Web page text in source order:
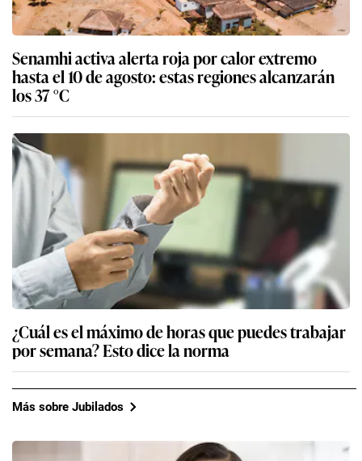
Senamhi activa alerta roja por calor extremo
hasta el 10 de agosto: estas regiones alcanzarán
los 37 °C
¿Cuál es el máximo de horas que puedes trabajar
por semana? Esto dice la norma
Más sobre Jubilados